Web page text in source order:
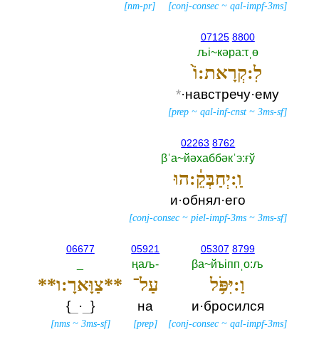
[conj-consec ~qal-impf-3ms]
[nm-pr]
07125 8800
љi~кәра:τˌө
לִ:קְרָאת:וֹ֙
*·навстречу·ему
[prep ~qal-inf-cnst ~3ms-sf]
02263 8762
βˈа~йәхаббәкˈэ:ғў
וַֽ:יְחַבְּקֵ֔:הוּ
и·обнял·его
[conj-consec ~piel-impf-3ms ~3ms-sf]
05307 8799
βа~йъiппˌо:љ
וַ:יִּפֹּ֥ל
и·бросился
[conj-consec ~qal-impf-3ms]
05921
ңаљ-‎
עַל־
на
[prep]
06677
**צַוָּארָ:ו**
{‎_ · ‎}
[nms~ 3ms-sf]